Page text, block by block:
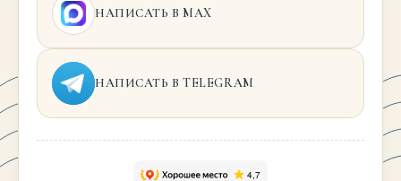
НАПИСАТЬ В MAX
НАПИСАТЬ В TELEGRAM